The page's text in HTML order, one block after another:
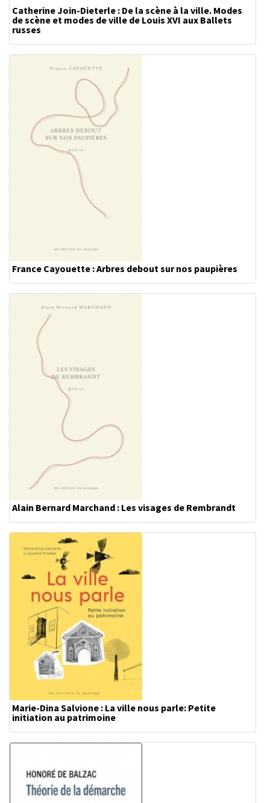
Catherine Join-Dieterle : De la scène à la ville. Modes
de scène et modes de ville de Louis XVI aux Ballets
russes
France Cayouette : Arbres debout sur nos paupières
Alain Bernard Marchand : Les visages de Rembrandt
Marie-Dina Salvione : La ville nous parle: Petite
initiation au patrimoine